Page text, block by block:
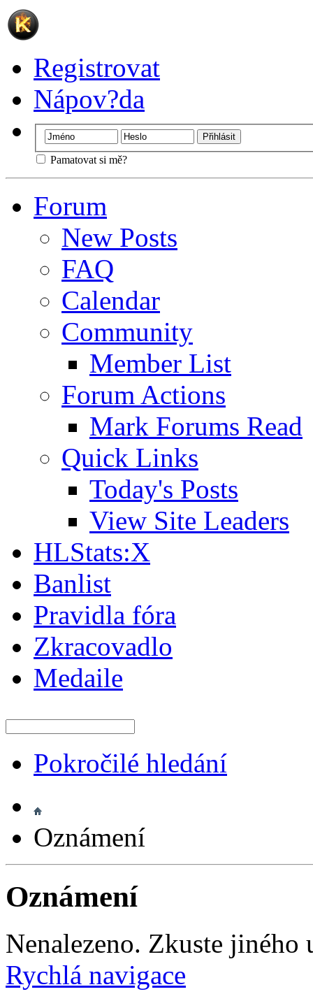
Registrovat
Nápov?da
Pamatovat si mě?
Forum
New Posts
FAQ
Calendar
Community
Member List
Forum Actions
Mark Forums Read
Quick Links
Today's Posts
View Site Leaders
HLStats:X
Banlist
Pravidla fóra
Zkracovadlo
Medaile
Pokročilé hledání
Oznámení
Oznámení
Nenalezeno. Zkuste jiného
Rychlá navigace